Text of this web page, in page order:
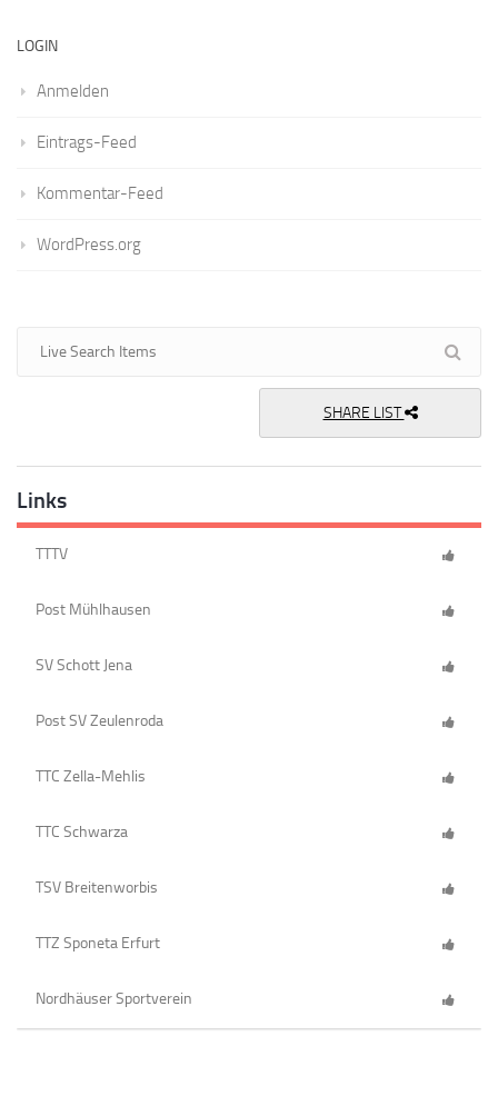
LOGIN
Anmelden
Eintrags-Feed
Kommentar-Feed
WordPress.org
SHARE LIST
Links
TTTV
Post Mühlhausen
SV Schott Jena
Post SV Zeulenroda
TTC Zella-Mehlis
TTC Schwarza
TSV Breitenworbis
TTZ Sponeta Erfurt
Nordhäuser Sportverein